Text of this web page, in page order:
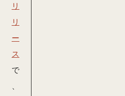
リ
リ
ー
ス
で